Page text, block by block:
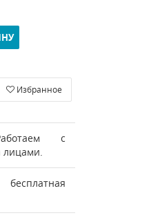
Избранное
с
бесплатная